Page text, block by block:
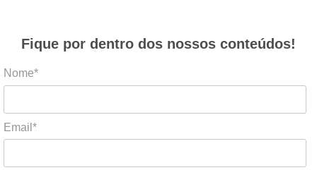
Fique por dentro dos nossos conteúdos!
Nome*
Email*